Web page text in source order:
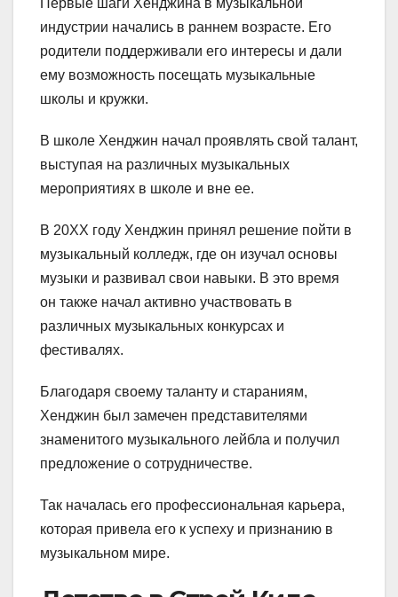
Первые шаги Хенджина в музыкальной
индустрии начались в раннем возрасте. Его
родители поддерживали его интересы и дали
ему возможность посещать музыкальные
школы и кружки.
В школе Хенджин начал проявлять свой талант,
выступая на различных музыкальных
мероприятиях в школе и вне ее.
В 20XX году Хенджин принял решение пойти в
музыкальный колледж, где он изучал основы
музыки и развивал свои навыки. В это время
он также начал активно участвовать в
различных музыкальных конкурсах и
фестивалях.
Благодаря своему таланту и стараниям,
Хенджин был замечен представителями
знаменитого музыкального лейбла и получил
предложение о сотрудничестве.
Так началась его профессиональная карьера,
которая привела его к успеху и признанию в
музыкальном мире.